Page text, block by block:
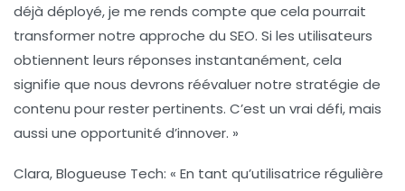
déjà déployé, je me rends compte que cela pourrait
transformer notre approche du SEO. Si les utilisateurs
obtiennent leurs réponses instantanément, cela
signifie que nous devrons réévaluer notre stratégie de
contenu pour rester pertinents. C’est un vrai défi, mais
aussi une opportunité d’innover. »
Clara, Blogueuse Tech: « En tant qu’utilisatrice régulière